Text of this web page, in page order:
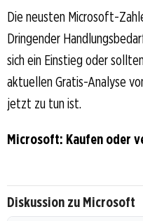
Die neusten Microsoft-
Dringender
sich ein Einstieg oder
aktuellen Gratis-Analyse
jetzt zu tun ist.
Microsoft: Kaufen oder
Diskussion zu Microsoft